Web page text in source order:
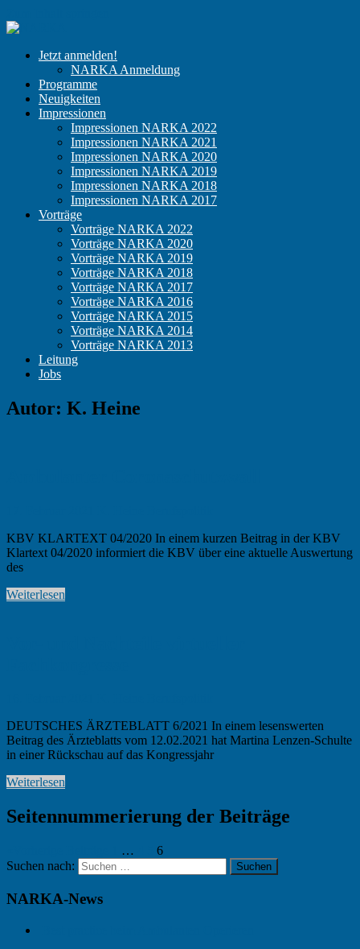
NARKA
niedergelassene
Anästhesisten
Jetzt anmelden!
NARKA Anmeldung
Programme
Neuigkeiten
Impressionen
Impressionen NARKA 2022
Impressionen NARKA 2021
Impressionen NARKA 2020
Impressionen NARKA 2019
Impressionen NARKA 2018
Impressionen NARKA 2017
Vorträge
Vorträge NARKA 2022
Vorträge NARKA 2020
Vorträge NARKA 2019
Vorträge NARKA 2018
Vorträge NARKA 2017
Vorträge NARKA 2016
Vorträge NARKA 2015
Vorträge NARKA 2014
Vorträge NARKA 2013
Leitung
Jobs
Autor: K. Heine
KBV KLARTEXT 04/2020 In einem kurzen Beitrag in der KBV
Klartext 04/2020 informiert die KBV über eine aktuelle Auswertung
des
Weiterlesen
DEUTSCHES ÄRZTEBLATT 6/2021 In einem lesenswerten
Beitrag des Ärzteblatts vom 12.02.2021 hat Martina Lenzen-Schulte
in einer Rückschau auf das Kongressjahr
Weiterlesen
Seitennummerierung der Beiträge
…
6
Suchen nach:
Suchen
NARKA-News